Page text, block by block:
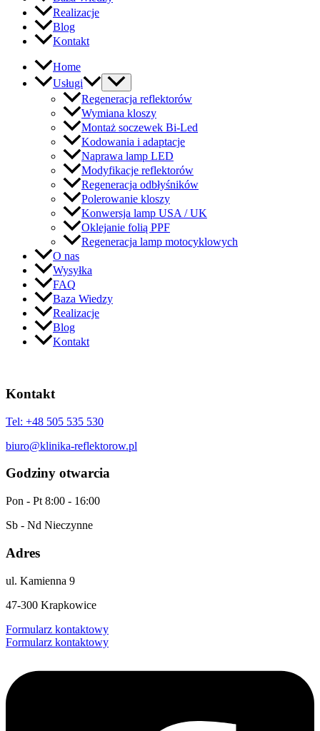
Realizacje
Blog
Kontakt
Home
Usługi
Regeneracja reflektorów
Wymiana kloszy
Montaż soczewek Bi-Led
Kodowania i adaptacje
Naprawa lamp LED
Modyfikacje reflektorów
Regeneracja odbłyśników
Polerowanie kloszy
Konwersja lamp USA / UK
Oklejanie folią PPF
Regeneracja lamp motocyklowych
O nas
Wysyłka
FAQ
Baza Wiedzy
Realizacje
Blog
Kontakt
Kontakt
Tel: +48 505 535 530
biuro@klinika-reflektorow.pl
Godziny otwarcia
Pon - Pt 8:00 - 16:00
Sb - Nd Nieczynne
Adres
ul. Kamienna 9
47-300 Krapkowice
Formularz kontaktowy
Formularz kontaktowy